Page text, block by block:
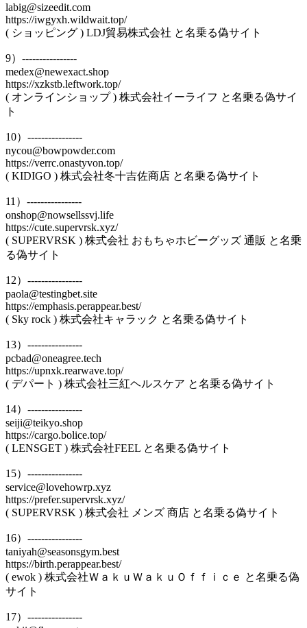
labig@sizeedit.com
https://iwgyxh.wildwait.top/
( ショッピング ) LDJ貿易株式会社 と名乗る偽サイト
9）----------------
medex@newexact.shop
https://xzkstb.leftwork.top/
( オンラインショップ ) 株式会社イーライフ と名乗る偽サイ
ト
10）----------------
nycou@bowpowder.com
https://verrc.onastyvon.top/
( KIDIGO ) 株式会社冬十吉佐商店 と名乗る偽サイト
11）----------------
onshop@nowsellssvj.life
https://cute.supervrsk.xyz/
( SUPERVRSK ) 株式会社 おもちゃホビーグッズ 通販 と名乗
る偽サイト
12）----------------
paola@testingbet.site
https://emphasis.perappear.best/
( Sky rock ) 株式会社キャラック と名乗る偽サイト
13）----------------
pcbad@oneagree.tech
https://upnxk.rearwave.top/
( デパート ) 株式会社三紅ヘルスケア と名乗る偽サイト
14）----------------
seiji@teikyo.shop
https://cargo.bolice.top/
( LENSGET ) 株式会社FEEL と名乗る偽サイト
15）----------------
service@lovehowrp.xyz
https://prefer.supervrsk.xyz/
( SUPERVRSK ) 株式会社 メンズ 商店 と名乗る偽サイト
16）----------------
taniyah@seasonsgym.best
https://birth.perappear.best/
( ewok ) 株式会社ＷａｋｕＷａｋｕＯｆｆｉｃｅ と名乗る偽
サイト
17）----------------